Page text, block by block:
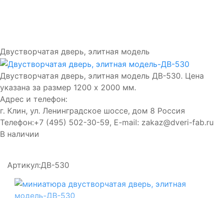
Двустворчатая дверь, элитная модель
Двустворчатая дверь, элитная модель ДВ-530. Цена
указана за размер 1200 х 2000 мм.
Адрес и телефон:
г. Клин, ул. Ленинградское шоссе, дом 8 Россия
Телефон:+7 (495) 502-30-59, E-mail: zakaz@dveri-fab.ru
В наличии
Артикул:ДВ-530